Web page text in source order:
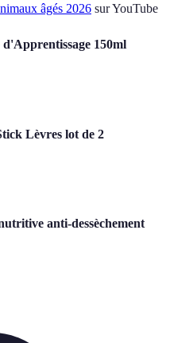
âgés 2026 sur YouTube
150ml
Lèvres lot de 2
anti-dessèchement